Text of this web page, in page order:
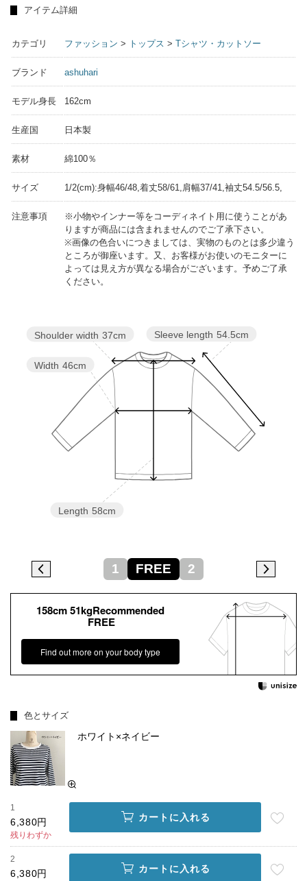
アイテム詳細
カテゴリ ファッション > トップス > Tシャツ・カットソー
ブランド ashuhari
モデル身長 162cm
生産国 日本製
素材 綿100％
サイズ 1/2(cm):身幅46/48,着丈58/61,肩幅37/41,袖丈54.5/56.5,
注意事項
※小物やインナー等をコーディネイト用に使うことがあ
りますが商品には含まれませんのでご了承下さい。
※画像の色合いにつきましては、実物のものとは多少違う
ところが御座います。又、お客様がお使いのモニターに
よっては見え方が異なる場合がございます。予めご了承
ください。
Sleeve length 54.5cm
Length 58cm
Width 46cm
Shoulder width 37cm
1 FREE 2
158cm 51kgRecommended
FREE
Find out more on your body type
色とサイズ
ホワイト×ネイビー
1
6,380円
残りわずか
カートに入れる
2
6,380円 カートに入れる